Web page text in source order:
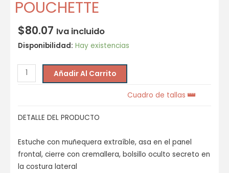
POUCHETTE
$80.07 Iva incluido
Disponibilidad: Hay existencias
Añadir Al Carrito
Cuadro de tallas
DETALLE DEL PRODUCTO
Estuche con muñequera extraíble, asa en el panel
frontal, cierre con cremallera, bolsillo oculto secreto en
la costura lateral